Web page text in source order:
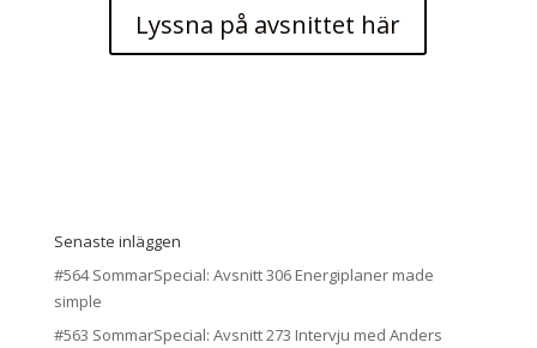
Lyssna på avsnittet här
Senaste inläggen
#564 SommarSpecial: Avsnitt 306 Energiplaner made
simple
#563 SommarSpecial: Avsnitt 273 Intervju med Anders